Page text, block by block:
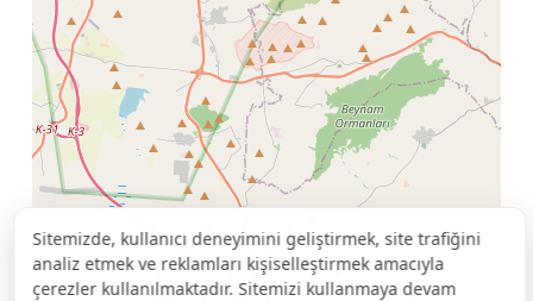
Sitemizde, kullanıcı deneyimini geliştirmek, site trafiğini
analiz etmek ve reklamları kişiselleştirmek amacıyla
çerezler kullanılmaktadır. Sitemizi kullanmaya devam